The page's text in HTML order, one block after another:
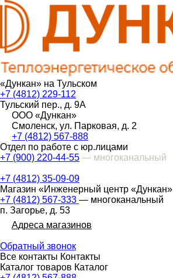
«Дункан» на Тульском
+7 (4812) 229-112
Тульский пер., д. 9А
ООО «Дункан»
Смоленск, ул. Парковая, д. 2
+7 (4812) 567-888
Отдел по работе с юр.лицами
+7 (900) 220-44-55 — многоканальный
+7 (4812) 35-09-09
Магазин «Инженерный центр «Дункан»
+7 (4812) 567-333 — многоканальный
п. Загорье, д. 53
Адреса магазинов
Обратный звонок
Все контакты Контакты
Каталог товаров Каталог